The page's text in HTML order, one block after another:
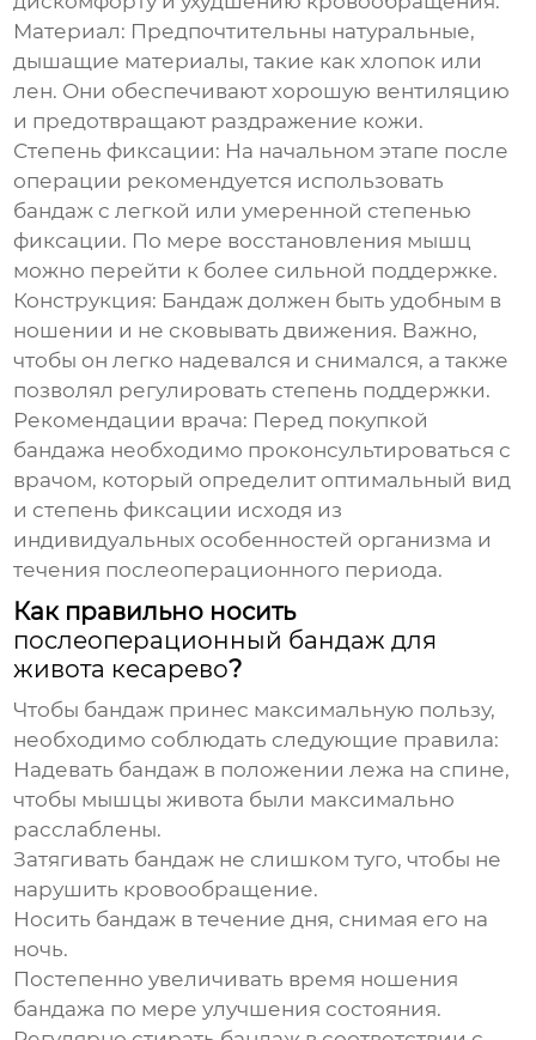
Материал: Предпочтительны натуральные,
дышащие материалы, такие как хлопок или
лен. Они обеспечивают хорошую вентиляцию
и предотвращают раздражение кожи.
Степень фиксации: На начальном этапе после
операции рекомендуется использовать
бандаж с легкой или умеренной степенью
фиксации. По мере восстановления мышц
можно перейти к более сильной поддержке.
Конструкция: Бандаж должен быть удобным в
ношении и не сковывать движения. Важно,
чтобы он легко надевался и снимался, а также
позволял регулировать степень поддержки.
Рекомендации врача: Перед покупкой
бандажа необходимо проконсультироваться с
врачом, который определит оптимальный вид
и степень фиксации исходя из
индивидуальных особенностей организма и
течения послеоперационного периода.
Как правильно носить
послеоперационный бандаж для
живота кесарево?
Чтобы бандаж принес максимальную пользу,
необходимо соблюдать следующие правила:
Надевать бандаж в положении лежа на спине,
чтобы мышцы живота были максимально
расслаблены.
Затягивать бандаж не слишком туго, чтобы не
нарушить кровообращение.
Носить бандаж в течение дня, снимая его на
ночь.
Постепенно увеличивать время ношения
бандажа по мере улучшения состояния.